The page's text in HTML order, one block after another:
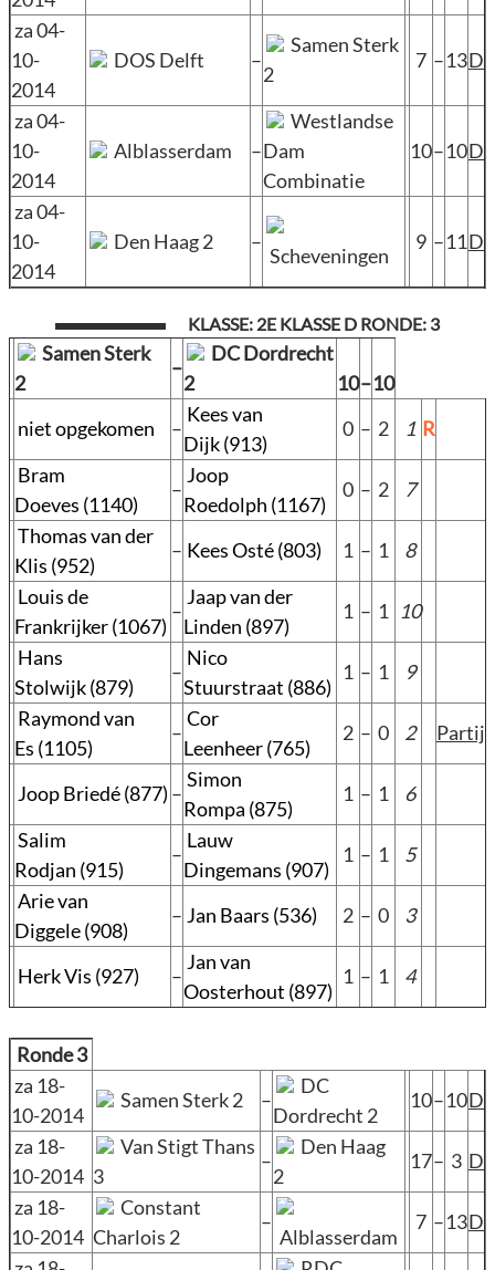
za 04-
10-
2014
DOS Delft –
Samen Sterk
2
7 –13D
za 04-
10-
2014
Alblasserdam –
Westlandse
Dam
Combinatie
10–10D
za 04-
10-
2014
Den Haag 2 –
Scheveningen
9 –11D
KLASSE: 2E KLASSE D RONDE: 3
Samen Sterk
2
–
DC Dordrecht
2
10–10
niet opgekomen
–
Kees van
Dijk (913)
0 – 2 1 R
Bram
Doeves (1140)
–
Joop
Roedolph (1167)
0 – 2
7
Thomas van der
Klis (952)
– Kees Osté (803) 1 – 1
8
Louis de
Frankrijker (1067)
–
Jaap van der
Linden (897)
1 – 1 10
Hans
Stolwijk (879)
–
Nico
Stuurstraat (886)
1 – 1
9
Raymond van
Es (1105)
–
Cor
Leenheer (765)
2 – 0 2 Partij
Joop Briedé (877) –
Simon
Rompa (875)
1 – 1
6
Salim
Rodjan (915)
–
Lauw
Dingemans (907)
1 – 1
5
Arie van
Diggele (908)
– Jan Baars (536) 2 – 0 3
Herk Vis (927) –
Jan van
Oosterhout (897)
1 – 1 4
Ronde 3
za 18-
10-2014
Samen Sterk 2 –
DC
Dordrecht 2
10–10D
za 18-
10-2014
Van Stigt Thans
3
–
Den Haag
2
17– 3 D
za 18-
10-2014
Constant
Charlois 2
–
Alblasserdam
7 –13D